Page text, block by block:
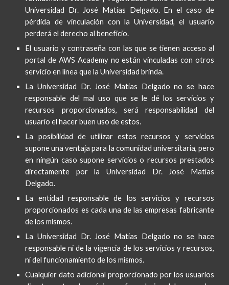
Universidad Dr. José Matías Delgado. En el caso de
pérdida de vinculación con la Universidad, el usuario
perderá el derechoal beneficio.
El usuario y contraseña con las que se tienen acceso al
portal de AWS Academy no están vinculadas con otros
servicio en línea que la Universidad brinda.
La Universidad Dr. José Matías Delgado no se hace
responsable del mal uso que se le dé los servicios y
recursos proporcionados, será responsabilidad del
usuario el hacer buen uso de estos.
La posibilidad de utilizar estos recursos y servicios
supone una ventaja para la comunidad universitaria, pero
en ningún caso supone servicios o recursos prestados
directamente por la Universidad Dr. José Matías
Delgado.
La entidad responsable de los servicios y recursos
proporcionados es cada una de las empresas fabricante
delos mismos.
La Universidad Dr. José Matías Delgado no se hace
responsable ni de la vigencia de los servicios y recursos,
ni del funcionamiento de losmismos.
Cualquier dato adicional proporcionado por los usuarios